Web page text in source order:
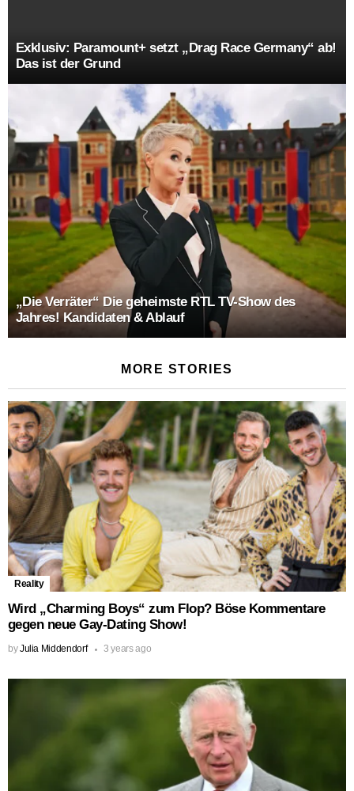
Exklusiv: Paramount+ setzt „Drag Race Germany“ ab!
Das ist der Grund
„Die Verräter“ Die geheimste RTL TV-Show des
Jahres! Kandidaten & Ablauf
MORE STORIES
Reality
Wird „Charming Boys“ zum Flop? Böse Kommentare
gegen neue Gay-Dating Show!
byJulia Middendorf 3 years ago